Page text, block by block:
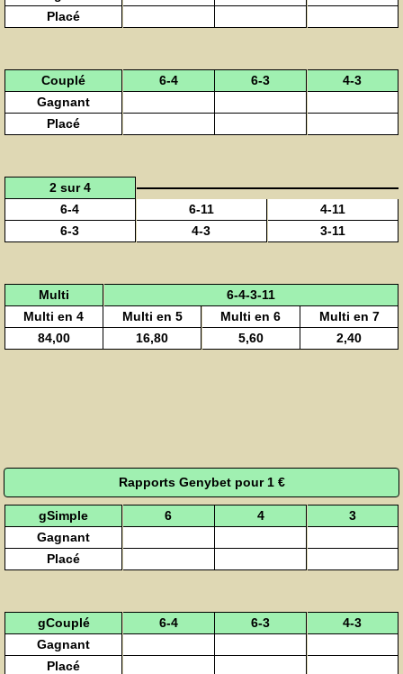
Placé
Couplé 6-4 6-3
4-3
Gagnant
Placé
2 sur 4
6-4
6-11
4-11
6-3
4-3 3-11
Multi
6-4-3-11
Multi en 4
Multi en 5 Multi en 6
Multi en 7
84,00
16,80 5,60 2,40
Rapports Genybet pour 1 €
gSimple 6 4
3
Gagnant
Placé
gCouplé 6-4 6-3
4-3
Gagnant
Placé